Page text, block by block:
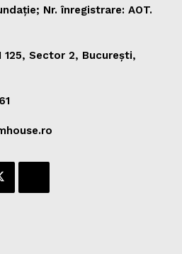
Nr. înregistrare: AOT.
125, Sector 2, București,